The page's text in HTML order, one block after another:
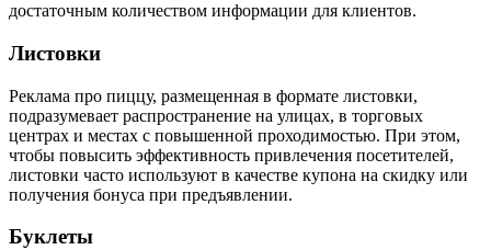
достаточным количеством информации для клиентов.
Листовки
Реклама про пиццу, размещенная в формате листовки,
подразумевает распространение на улицах, в торговых
центрах и местах с повышенной проходимостью. При этом,
чтобы повысить эффективность привлечения посетителей,
листовки часто используют в качестве купона на скидку или
получения бонуса при предъявлении.
Буклеты